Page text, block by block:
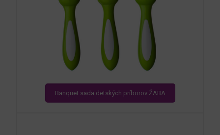
Banquet sada detských príborov ŽABA